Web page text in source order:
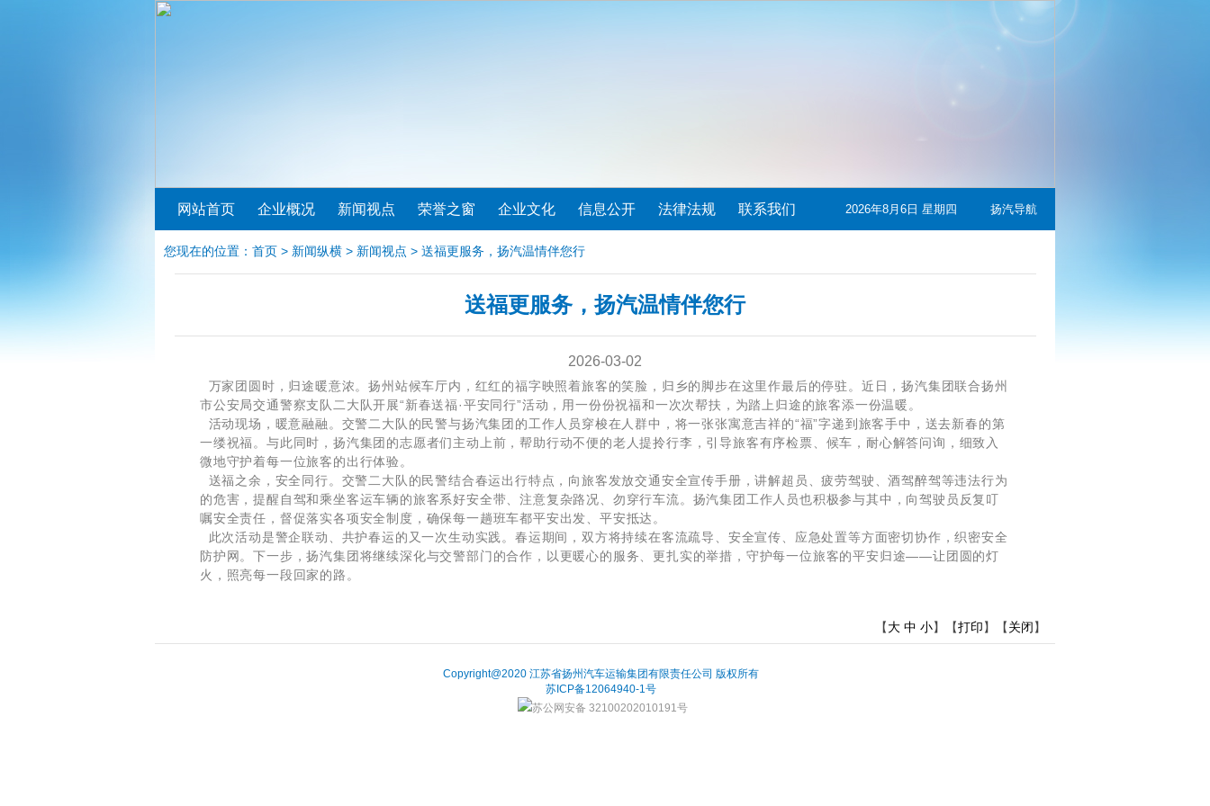
网站首页 企业概况 新闻视点 荣誉之窗 企业文化 信息公开 法律法规 联系我们 2026年8月6日 星期四 扬汽导航
您现在的位置： 首页 > 新闻纵横 > 新闻视点 > 送福更服务，扬汽温情伴您行
送福更服务，扬汽温情伴您行
2026-03-02
万家团圆时，归途暖意浓。扬州站候车厅内，红红的福字映照着旅客的笑脸，归乡的脚步在这里作最后的停驻。近日，扬汽集团联合扬州
市公安局交通警察支队二大队开展“新春送福·平安同行”活动，用一份份祝福和一次次帮扶，为踏上归途的旅客添一份温暖。
活动现场，暖意融融。交警二大队的民警与扬汽集团的工作人员穿梭在人群中，将一张张寓意吉祥的“福”字递到旅客手中，送去新春的第
一缕祝福。与此同时，扬汽集团的志愿者们主动上前，帮助行动不便的老人提拎行李，引导旅客有序检票、候车，耐心解答问询，细致入
微地守护着每一位旅客的出行体验。
送福之余，安全同行。交警二大队的民警结合春运出行特点，向旅客发放交通安全宣传手册，讲解超员、疲劳驾驶、酒驾醉驾等违法行为
的危害，提醒自驾和乘坐客运车辆的旅客系好安全带、注意复杂路况、勿穿行车流。扬汽集团工作人员也积极参与其中，向驾驶员反复叮
嘱安全责任，督促落实各项安全制度，确保每一趟班车都平安出发、平安抵达。
此次活动是警企联动、共护春运的又一次生动实践。春运期间，双方将持续在客流疏导、安全宣传、应急处置等方面密切协作，织密安全
防护网。下一步，扬汽集团将继续深化与交警部门的合作，以更暖心的服务、更扎实的举措，守护每一位旅客的平安归途——让团圆的灯
火，照亮每一段回家的路。
【大 中 小】【打印】【关闭】
Copyright@2020 江苏省扬州汽车运输集团有限责任公司 版权所有
苏ICP备12064940-1号
苏公网安备 32100202010191号